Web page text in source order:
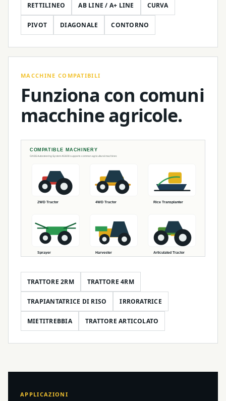
RETTILINEO AB LINE / A+ LINE CURVA
PIVOT DIAGONALE CONTORNO
MACCHINE COMPATIBILI
Funziona con comuni
macchine agricole.
TRATTORE 2RM TRATTORE 4RM
TRAPIANTATRICE DI RISO IRRORATRICE
MIETITREBBIA TRATTORE ARTICOLATO
APPLICAZIONI